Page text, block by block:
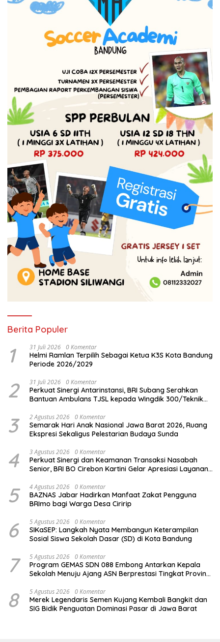
Berita Populer
1 31 Juli 2026 0 Komentar
Helmi Ramlan Terpilih Sebagai Ketua K3S Kota Bandung
Periode 2026/2029
2 31 Juli 2026 0 Komentar
Perkuat Sinergi Antarinstansi, BRI Subang Serahkan
Bantuan Ambulans TJSL kepada Wingdik 300/Teknik
3 2 Agustus 2026 0 Komentar
Semarak Hari Anak Nasional Jawa Barat 2026, Ruang
Ekspresi Sekaligus Pelestarian Budaya Sunda
4 3 Agustus 2026 0 Komentar
Perkuat Sinergi dan Keamanan Transaksi Nasabah
Senior, BRI BO Cirebon Kartini Gelar Apresiasi Layanan
5 4 Agustus 2026 0 Komentar
BAZNAS Jabar Hadirkan Manfaat Zakat Pengguna
BRImo bagi Warga Desa Ciririp
6 5 Agustus 2026 0 Komentar
SIKaSEP: Langkah Nyata Membangun Keterampilan
Sosial Siswa Sekolah Dasar (SD) di Kota Bandung
7 5 Agustus 2026 0 Komentar
Program GEMAS SDN 088 Embong Antarkan Kepala
Sekolah Menuju Ajang ASN Berprestasi Tingkat Provinsi
8 5 Agustus 2026 0 Komentar
Merek Legendaris Semen Kujang Kembali Bangkit dan
SIG Bidik Penguatan Dominasi Pasar di Jawa Barat